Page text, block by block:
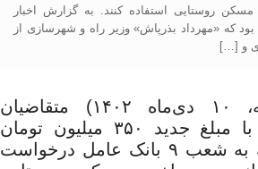
روستایی استفاده کنند. به گزارش اخبار
که «مهرداد بذرپاش» وزیر راه و شهرسازی از
و […]
از امروز (یکشنبه، ۱۰ دی‌ماه ۱۴۰۲) متقاضیان
تسهیلات روستایی با مبلغ جدید ۳۵۰ میلیون تومان
می‌توانند با مراجعه به شعب ۹ بانک عامل درخواست